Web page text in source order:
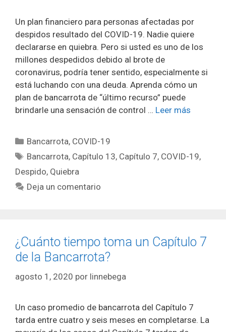
Un plan financiero para personas afectadas por
despidos resultado del COVID-19. Nadie quiere
declararse en quiebra. Pero si usted es uno de los
millones despedidos debido al brote de
coronavirus, podría tener sentido, especialmente si
está luchando con una deuda. Aprenda cómo un
plan de bancarrota de “último recurso” puede
brindarle una sensación de control … Leer más
Categorías
Bancarrota, COVID-19
Etiquetas
Bancarrota, Capítulo 13, Capítulo 7, COVID-19,
Despido, Quiebra
Deja un comentario
¿Cuánto tiempo toma un Capítulo 7
de la Bancarrota?
agosto 1, 2020 por linnebega
Un caso promedio de bancarrota del Capítulo 7
tarda entre cuatro y seis meses en completarse. La